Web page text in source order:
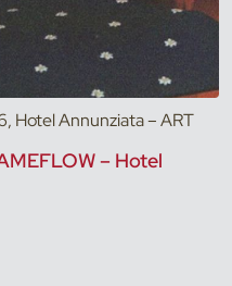
Hotel Annunziata – ART
– Hotel